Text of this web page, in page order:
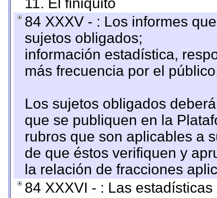
84 XXXV - : Los informes
sujetos obligados;
información estadística,
más frecuencia por el
Los sujetos obligados
que se publiquen en la
rubros que son aplicables a
de que éstos verifiquen y
la relación de fracciones
84 XXXVI - : Las